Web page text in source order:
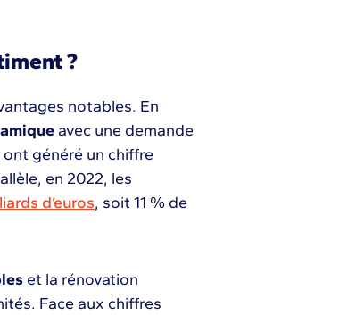
?
notables. En
avec une demande
généré un chiffre
en 2022, les
d’euros, soit 11 % de
et la rénovation
Face aux chiffres